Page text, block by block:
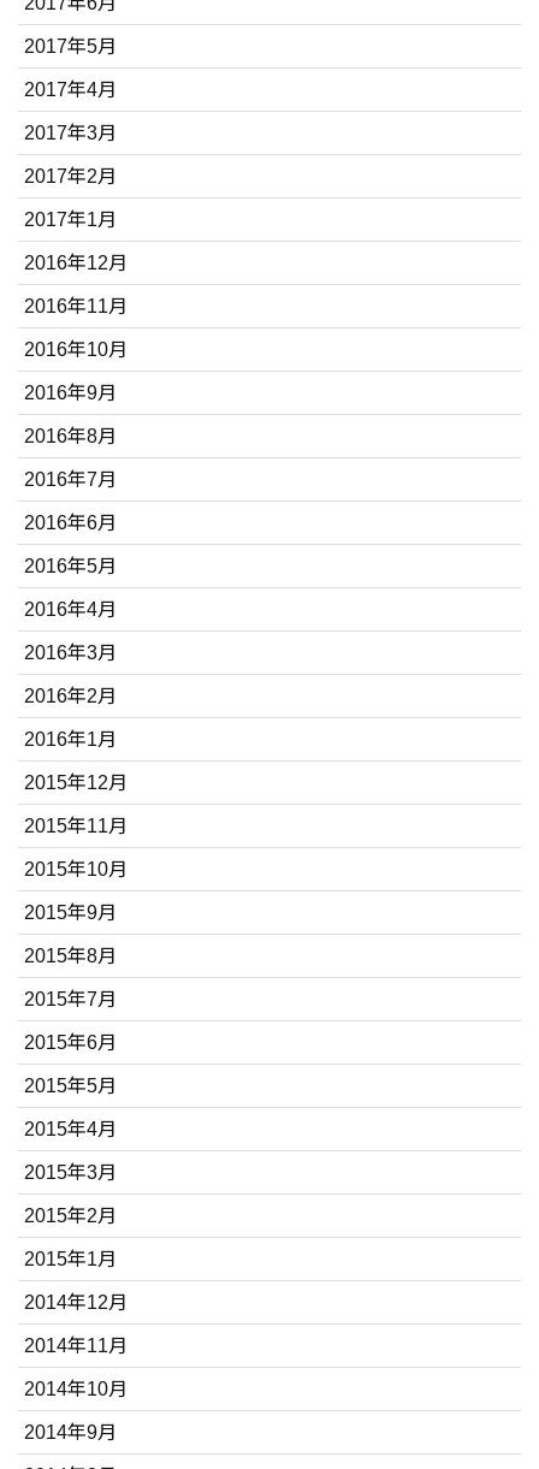
2017年5月
2017年4月
2017年3月
2017年2月
2017年1月
2016年12月
2016年11月
2016年10月
2016年9月
2016年8月
2016年7月
2016年6月
2016年5月
2016年4月
2016年3月
2016年2月
2016年1月
2015年12月
2015年11月
2015年10月
2015年9月
2015年8月
2015年7月
2015年6月
2015年5月
2015年4月
2015年3月
2015年2月
2015年1月
2014年12月
2014年11月
2014年10月
2014年9月